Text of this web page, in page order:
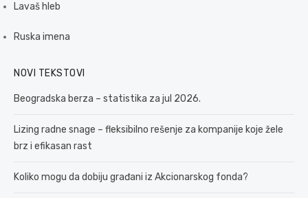
Lavaš hleb
Ruska imena
NOVI TEKSTOVI
Beogradska berza – statistika za jul 2026.
Lizing radne snage – fleksibilno rešenje za kompanije koje žele
brz i efikasan rast
Koliko mogu da dobiju građani iz Akcionarskog fonda?